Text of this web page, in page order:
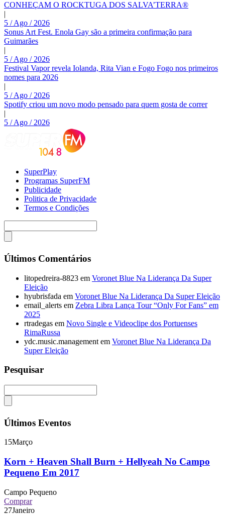
CONHEÇAM O ROCKTUGA DOS SALVA’TERRA®
|
5 / Ago / 2026
Sonus Art Fest. Enola Gay são a primeira confirmação para
Guimarães
|
5 / Ago / 2026
Festival Vapor revela Iolanda, Rita Vian e Fogo Fogo nos primeiros
nomes para 2026
|
5 / Ago / 2026
Spotify criou um novo modo pensado para quem gosta de correr
|
5 / Ago / 2026
SuperPlay
Programas SuperFM
Publicidade
Politica de Privacidade
Termos e Condições
Últimos Comentários
litopedreira-8823 em Voronet Blue Na Liderança Da Super
Eleição
hyubrisfada em Voronet Blue Na Liderança Da Super Eleição
email_alerts em Zebra Libra Lança Tour “Only For Fans” em
2025
rtradegas em Novo Single e Videoclipe dos Portuenses
RimaRussa
ydc.music.management em Voronet Blue Na Liderança Da
Super Eleição
Pesquisar
Últimos Eventos
15Março
Korn + Heaven Shall Burn + Hellyeah No Campo
Pequeno Em 2017
Campo Pequeno
Comprar
27Janeiro